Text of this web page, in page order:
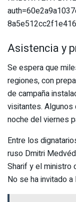
Asistencia y
Se espera que
regiones, con
de campaña
visitantes.
noche del viernes
Entre los
ruso Dmitri
Sharif y el ministro
No se ha invitado